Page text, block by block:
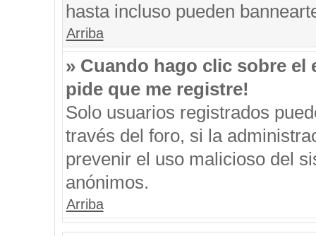
hasta incluso pueden
Arriba
» Cuando hago clic sobre el
pide que me registre!
Solo usuarios registrados
través del foro, si la
prevenir el uso malicioso del
anónimos.
Arriba